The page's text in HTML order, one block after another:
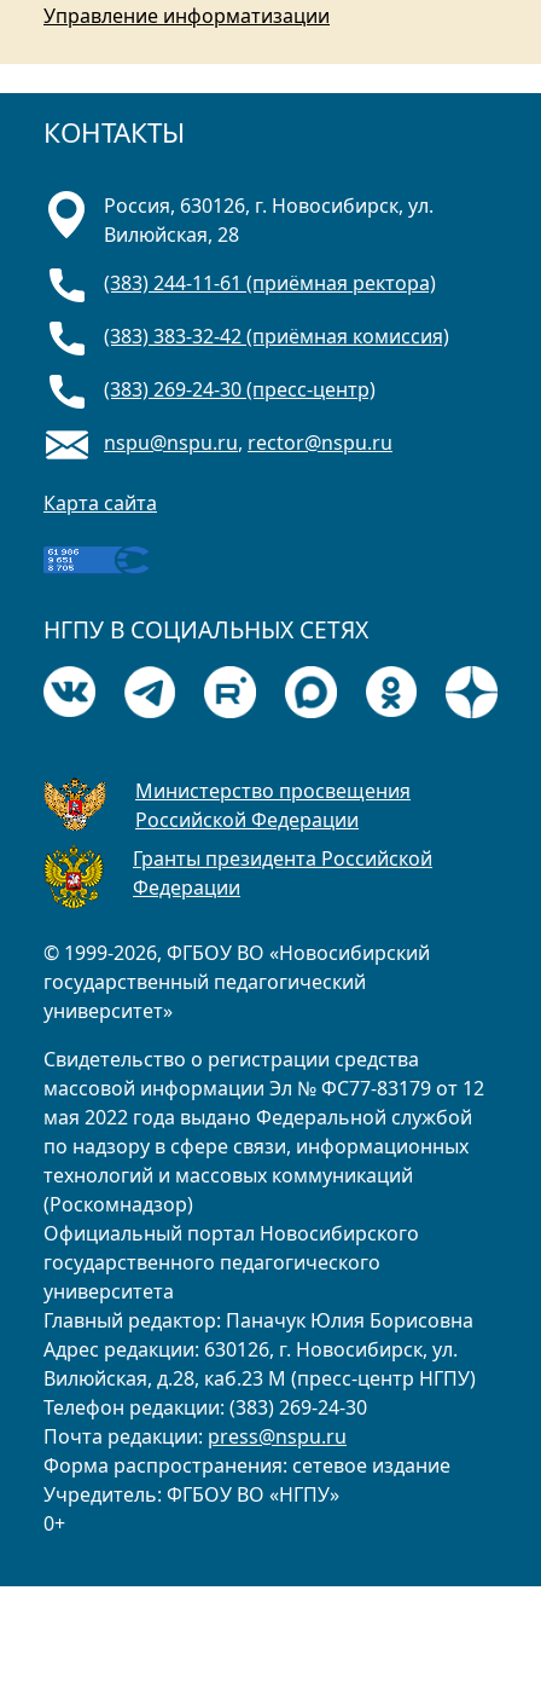
Управление информатизации
КОНТАКТЫ
© 1999-2026, ФГБОУ ВО «Новосибирский
государственный педагогический
университет»
Свидетельство о регистрации средства
массовой информации Эл № ФС77-83179 от 12
мая 2022 года выдано Федеральной службой
по надзору в сфере связи, информационных
технологий и массовых коммуникаций
(Роскомнадзор)
Официальный портал Новосибирского
государственного педагогического
университета
Главный редактор: Паначук Юлия Борисовна
Адрес редакции: 630126, г. Новосибирск, ул.
Вилюйская, д.28, каб.23 М (пресс-центр НГПУ)
Телефон редакции: (383) 269-24-30
Почта редакции: press@nspu.ru
Форма распространения: сетевое издание
Учредитель: ФГБОУ ВО «НГПУ»
0+
Россия, 630126, г. Новосибирск, ул.
Вилюйская, 28
(383) 244-11-61 (приёмная ректора)
(383) 383-32-42 (приёмная комиссия)
(383) 269-24-30 (пресс-центр)
nspu@nspu.ru, rector@nspu.ru
Карта сайта
НГПУ В СОЦИАЛЬНЫХ СЕТЯХ
Министерство просвещения
Российской Федерации
Гранты президента Российской
Федерации